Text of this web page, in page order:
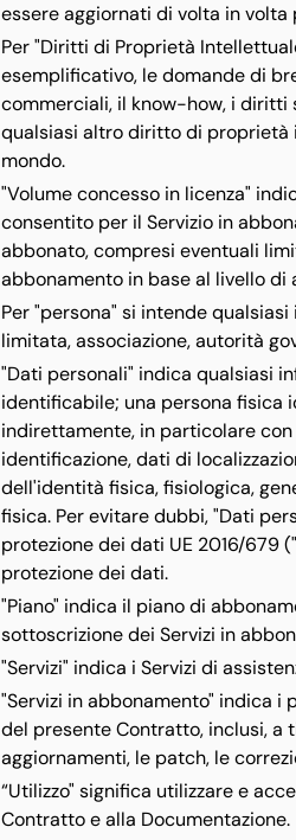
essere aggiornati di volta in
Per "Diritti di Proprietà
esemplificativo, le domande di
commerciali, il know-how, i diritti
qualsiasi altro diritto di proprietà
mondo.
"Volume concesso in licenza"
consentito per il Servizio in
abbonato, compresi eventuali
abbonamento in base al livello di
Per "persona" si intende
limitata, associazione, autorità
"Dati personali" indica qualsiasi
identificabile; una persona fisica
indirettamente, in particolare
identificazione, dati di
dell'identità fisica, fisiologica,
fisica. Per evitare dubbi, "Dati
protezione dei dati UE 2016/679
protezione dei dati.
"Piano" indica il piano di
sottoscrizione dei Servizi in
"Servizi" indica i Servizi di
"Servizi in abbonamento" indica i
del presente Contratto, inclusi, a
aggiornamenti, le patch, le
“Utilizzo" significa utilizzare e
Contratto e alla Documentazione.